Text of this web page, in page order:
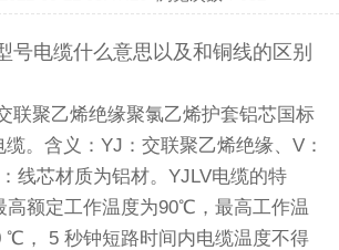
号电缆什么意思以及和铜线的区别
联聚乙烯绝缘聚氯乙烯护套铝芯国标
缆。含义：YJ：交联聚乙烯绝缘、V：
线芯材质为铝材。YJLV电缆的特
高额定工作温度为90℃，最高工作温
℃， 5 秒钟短路时间内电缆温度不得